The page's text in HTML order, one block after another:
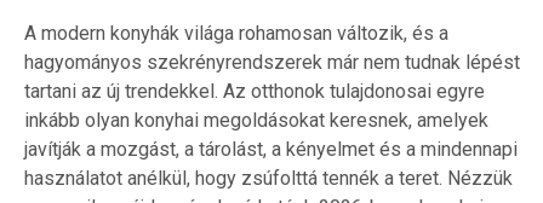
A modern konyhák világa rohamosan változik, és a
hagyományos szekrényrendszerek már nem tudnak lépést
tartani az új trendekkel. Az otthonok tulajdonosai egyre
inkább olyan konyhai megoldásokat keresnek, amelyek
javítják a mozgást, a tárolást, a kényelmet és a mindennapi
használatot anélkül, hogy zsúfolttá tennék a teret. Nézzük